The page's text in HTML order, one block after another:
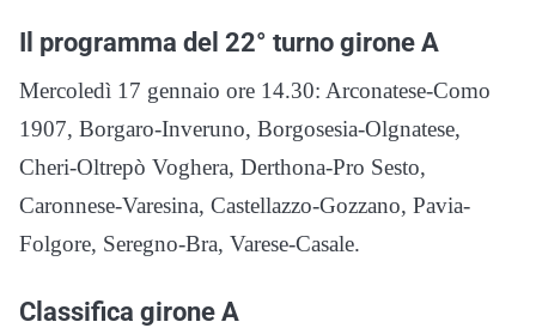
Il programma del 22° turno girone A
Mercoledì 17 gennaio ore 14.30: Arconatese-Como
1907, Borgaro-Inveruno, Borgosesia-Olgnatese,
Cheri-Oltrepò Voghera, Derthona-Pro Sesto,
Caronnese-Varesina, Castellazzo-Gozzano, Pavia-
Folgore, Seregno-Bra, Varese-Casale.
Classifica girone A